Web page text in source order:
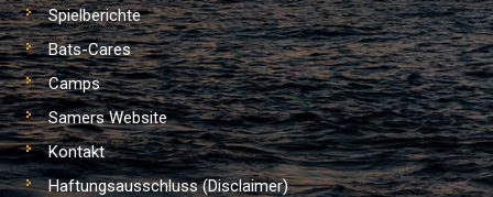
Spielberichte
Bats-Cares
Camps
Samers Website
Kontakt
Haftungsausschluss (Disclaimer)